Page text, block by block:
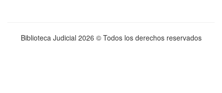
Biblioteca Judicial 2026 © Todos los derechos reservados